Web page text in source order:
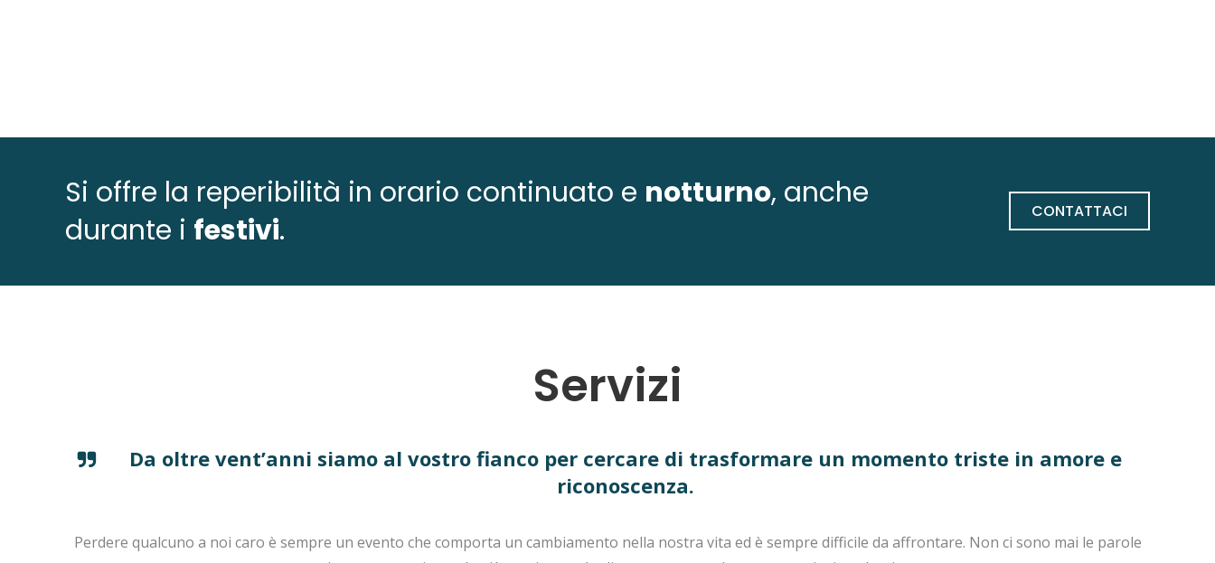
Si offre la reperibilità in orario continuato e notturno, anche
durante i festivi.
CONTATTACI
Servizi
Da oltre vent’anni siamo al vostro fianco per cercare di trasformare un momento triste in amore e
riconoscenza.
Perdere qualcuno a noi caro è sempre un evento che comporta un cambiamento nella nostra vita ed è sempre difficile da affrontare. Non ci sono mai le parole